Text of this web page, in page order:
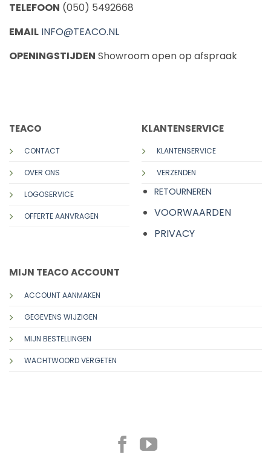
TELEFOON (050) 5492668
EMAIL INFO@TEACO.NL
OPENINGSTIJDEN Showroom open op afspraak
TEACO
CONTACT
OVER ONS
LOGOSERVICE
OFFERTE AANVRAGEN
KLANTENSERVICE
KLANTENSERVICE
VERZENDEN
RETOURNEREN
VOORWAARDEN
PRIVACY
MIJN TEACO ACCOUNT
ACCOUNT AANMAKEN
GEGEVENS WIJZIGEN
MIJN BESTELLINGEN
WACHTWOORD VERGETEN